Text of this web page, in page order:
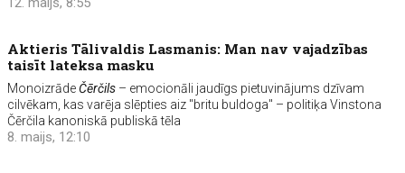
Aktieris Tālivaldis Lasmanis: Man nav vajadzības
taisīt lateksa masku
MonoizrādeČērčils – emocionāli jaudīgs pietuvinājums dzīvam
cilvēkam, kas varēja slēpties aiz "britu buldoga" – politiķa Vinstona
Čērčila kanoniskā publiskā tēla
8. maijs, 12:10